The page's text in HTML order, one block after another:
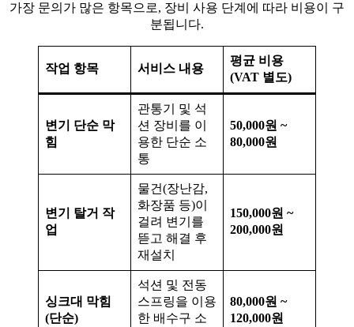
가장 문의가 많은 항목으로, 장비 사용 단계에 따라 비용이 구
분됩니다.
작업 항목 서비스 내용
평균 비용
(VAT 별도)
변기 단순 막
힘
관통기 및 석
션 장비를 이
용한 단순 소
통
50,000원 ~
80,000원
변기 탈거 작
업
물건(장난감,
화장품 등)이
걸려 변기를
뜯고 해결 후
재설치
150,000원 ~
200,000원
싱크대 막힘
(단순)
석션 및 전동
스프링을 이용
한 배수구 소
80,000원 ~
120,000원